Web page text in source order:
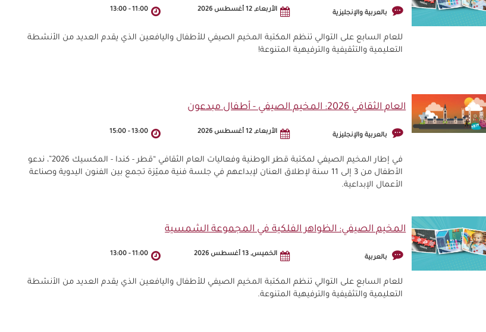
بالعربية والإنجليزية الأربعاء, 12 أغسطس 2026 11:00
-
13:00
للعام السابع على التوالي تنظم المكتبة المخيم الصيفي للأطفال واليافعين الذي يقدم العديد من الأنشطة
التعليمية والتثقيفية والترفيهية المتنوعة!
العام الثقافي 2026: المخيم الصيفي - أطفال مبدعون
بالعربية والإنجليزية الأربعاء, 12 أغسطس 2026 13:00
-
15:00
في إطار المخيم الصيفي لمكتبة قطر الوطنية وفعاليات العام الثقافي “قطر - كندا - المكسيك 2026”، ندعو
الأطفال من 3 إلى 11 سنة لإطلاق العنان لإبداعهم في جلسة فنية مميّزة تجمع بين الفنون اليدوية وصناعة
الأعمال الإبداعية.
المخيم الصيفي: الظواهر الفلكية في المجموعة الشمسية
بالعربية الخميس, 13 أغسطس 2026 11:00
-
13:00
للعام السابع على التوالي تنظم المكتبة المخيم الصيفي للأطفال واليافعين الذي يقدم العديد من الأنشطة
التعليمية والتثقيفية والترفيهية المتنوعة.